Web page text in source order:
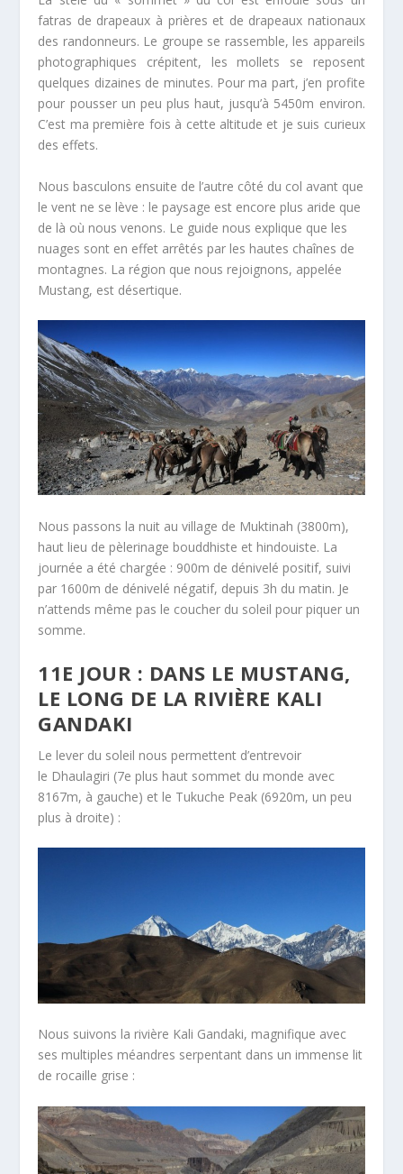
fatras de drapeaux à prières et de drapeaux nationaux
des randonneurs. Le groupe se rassemble, les appareils
photographiques crépitent, les mollets se reposent
quelques dizaines de minutes. Pour ma part, j’en profite
pour pousser un peu plus haut, jusqu’à 5450m environ.
C’est ma première fois à cette altitude et je suis curieux
des effets.
Nous basculons ensuite de l’autre côté du col avant que
le vent ne se lève : le paysage est encore plus aride que
de là où nous venons. Le guide nous explique que les
nuages sont en effet arrêtés par les hautes chaînes de
montagnes. La région que nous rejoignons, appelée
Mustang, est désertique.
Nous passons la nuit au village de Muktinah (3800m),
haut lieu de pèlerinage bouddhiste et hindouiste. La
journée a été chargée : 900m de dénivelé positif, suivi
par 1600m de dénivelé négatif, depuis 3h du matin. Je
n’attends même pas le coucher du soleil pour piquer un
somme.
11E JOUR : DANS LE MUSTANG,
LE LONG DE LA RIVIÈRE KALI
GANDAKI
Le lever du soleil nous permettent d’entrevoir
le Dhaulagiri (7e plus haut sommet du monde avec
8167m, à gauche) et le Tukuche Peak (6920m, un peu
plus à droite) :
Nous suivons la rivière Kali Gandaki, magnifique avec
ses multiples méandres serpentant dans un immense lit
de rocaille grise :